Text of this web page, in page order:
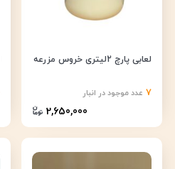
7 عدد موجود در انبار
لعابی پارچ 2لیتری خروس مزرعه
2,650,000